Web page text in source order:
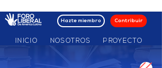
Hazte miembro Contribuir
INICIO NOSOTROS PROYECTO